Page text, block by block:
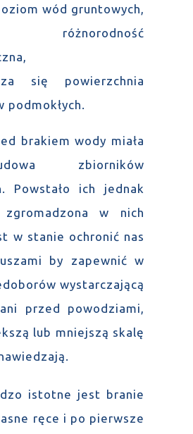
wód gruntowych,
różnorodność
się powierzchnia
podmokłych.
brakiem wody miała
zbiorników
Powstało ich jednak
w nich
w stanie ochronić nas
by zapewnić w
wystarczającą
przed powodziami,
lub mniejszą skalę
istotne jest branie
ręce i po pierwsze